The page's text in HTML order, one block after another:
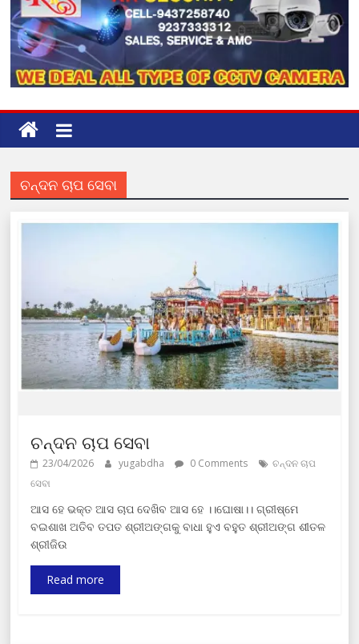
ଚନ୍ଦନ ଚାପ ସେବା
ଚନ୍ଦନ ଚାପ ସେବା
23/04/2026 yugabdha 0 Comments
ଚନ୍ଦନ ଚାପ
ସେବା
ଆସ ହେ ଭକ୍ତ ଆସ ଚାପ ଦେଖିବ ଆସ ହେ ।।ଘୋଷା।। ଗ୍ରୀଷ୍ମେ
ବଇଶାଖ ଅତିବ ତପତ ଶ୍ରୀଅଙ୍ଗକୁ ବାଧା ହୁଏ ବହୁତ ଶ୍ରୀଅଙ୍ଗ ଶୀତଳ
ଶ୍ରୀଜିଉ
Read more